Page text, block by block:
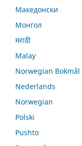
Македонски
Монгол
मराठी
Malay
Norwegian Bokmål
Nederlands
Norwegian
Polski
Pushto